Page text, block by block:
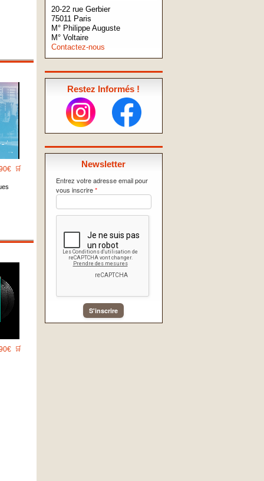
20-22 rue Gerbier
75011 Paris
M° Philippe Auguste
M° Voltaire
Contactez-nous
Restez Informés !
Newsletter
Entrez votre adresse email pour
vous inscrire*
S'inscrire
🛒
🛒